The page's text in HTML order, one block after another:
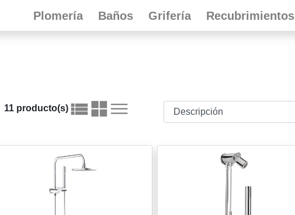
Plomería Baños Grifería Recubrimientos
11 producto(s)